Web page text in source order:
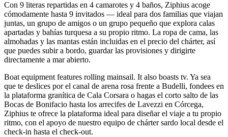
Con 9 literas repartidas en 4 camarotes y 4 baños, Ziphius acoge
cómodamente hasta 9 invitados — ideal para dos familias que viajan
juntas, un grupo de amigos o un grupo pequeño que explora calas
apartadas y bahías turquesa a su propio ritmo. La ropa de cama, las
almohadas y las mantas están incluidas en el precio del chárter, así
que puedes subir a bordo, guardar las provisiones y dirigirte
directamente a mar abierto.
Boat equipment features rolling mainsail. It also boasts tv. Ya sea
que te deslices por el canal de arena rosa frente a Budelli, fondees en
la plataforma granítica de Cala Corsara o hagas el corto salto de las
Bocas de Bonifacio hasta los arrecifes de Lavezzi en Córcega,
Ziphius te ofrece la plataforma ideal para diseñar el viaje a tu propio
ritmo, con el apoyo de nuestro equipo de chárter sardo local desde el
check-in hasta el check-out.